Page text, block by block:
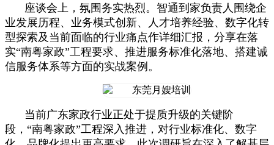
座谈会上，氛围务实热烈。智通到家负责人围绕企
业发展历程、业务模式创新、人才培养经验、数字化转
型探索及当前面临的行业痛点作详细汇报，分享在落
实“南粤家政”工程要求、推进服务标准化落地、搭建诚
信服务体系等方面的实战案例。
当前广东家政行业正处于提质升级的关键阶
段，“南粤家政”工程深入推进，对行业标准化、数字